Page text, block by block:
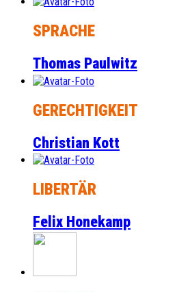
SPRACHE
Thomas Paulwitz
GERECHTIGKEIT
Christian Kott
LIBERTÄR
Felix Honekamp